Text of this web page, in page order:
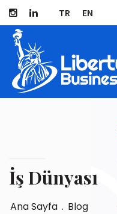
TR EN
İş Dünyası
Ana Sayfa . Blog